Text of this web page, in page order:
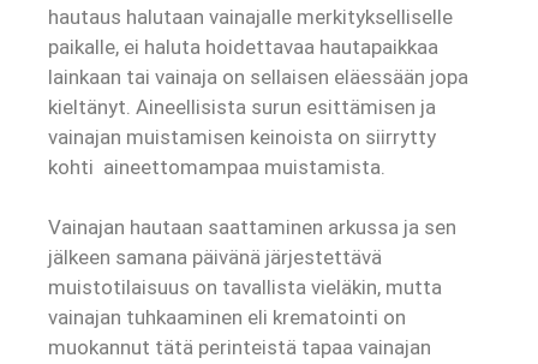
hautaus halutaan vainajalle merkitykselliselle
paikalle, ei haluta hoidettavaa hautapaikkaa
lainkaan tai vainaja on sellaisen eläessään jopa
kieltänyt. Aineellisista surun esittämisen ja
vainajan muistamisen keinoista on siirrytty
kohti aineettomampaa muistamista.
Vainajan hautaan saattaminen arkussa ja sen
jälkeen samana päivänä järjestettävä
muistotilaisuus on tavallista vieläkin, mutta
vainajan tuhkaaminen eli krematointi on
muokannut tätä perinteistä tapaa vainajan